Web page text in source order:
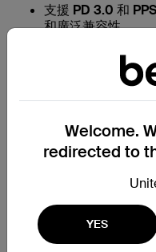
支援 PD 3.0 和 PPS
和廣泛兼容性。
一律選
電器。這些充電器
設計和便攜性：輕
配搭車子儀表板設
連接埠和連接線：
本身一樣重要。
最佳 Android
Welcome.
redirected to
YES